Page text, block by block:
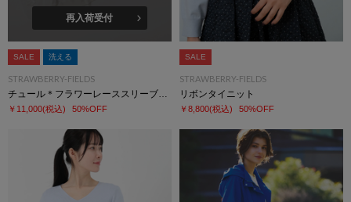
再入荷受付
SALE 洗える
STRAWBERRY-FIELDS
￥11,000(税込) 50%OFF
SALE
STRAWBERRY-FIELDS
リボンタイニット
￥8,800(税込) 50%OFF